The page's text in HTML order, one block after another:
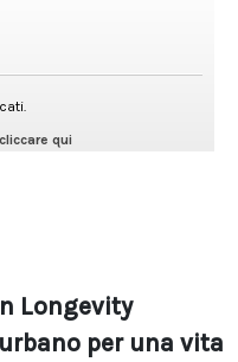
Longevity
per una vita